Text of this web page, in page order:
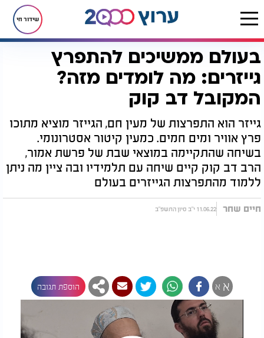
שידור חי
דף הבית יהדות בעולם ממשיכים להתפרץ גייזרים: מה לומדים מזה? המקובל דב קוק
בעולם ממשיכים להתפרץ
גייזרים: מה לומדים מזה?
המקובל דב קוק
גייזר הוא התפרצות של מעין חם, הגייזר מוציא מתוכו
פרץ אוויר ומים חמים. כמעין קיטור אסטרונומי.
בשיחה שהתקיימה במוצאי שבת של פרשת אמור,
הרב דב קוק קיים שיחה עם תלמידיו ובה ציין מה ניתן
ללמוד מהתפרצות הגייזרים בעולם
חיים שחר 11.06.22 י"ב סיון התשפ"ב
א א הוספת תגובה